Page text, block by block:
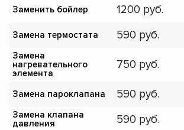
Заменить бойлер 1200
Замена термостата 590
Замена
нагревательного
элемента
750
Замена пароклапана 590
Замена клапана
давления
590